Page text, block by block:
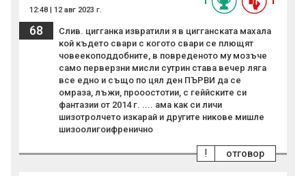
12:48 | 12 авг 2023 г.
68
Слив. цигганка извратили я в цигганската махала
кой където свари с когото свари се плющят
човеекоподдобните, в повреденото му мозъче
само перверзни мисли сутрин става вечер ляга
все едно и също по цял ден ПЪРВИ да се
омраза, лъжи, прооостотии, с геййските си
фантазии от 2014 г. .... ама как си личи
шизотролчето изкарай и другите никове мишле
шизоолигоифренично
отговор
!